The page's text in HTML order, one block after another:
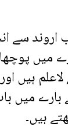
سے
میں پوچھا
ہیں
میں
ہیں۔